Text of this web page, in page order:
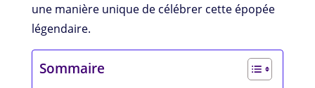
une manière unique de célébrer cette épopée
légendaire.
Sommaire